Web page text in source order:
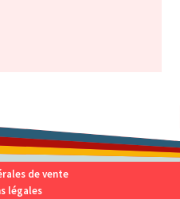
de vente
légales